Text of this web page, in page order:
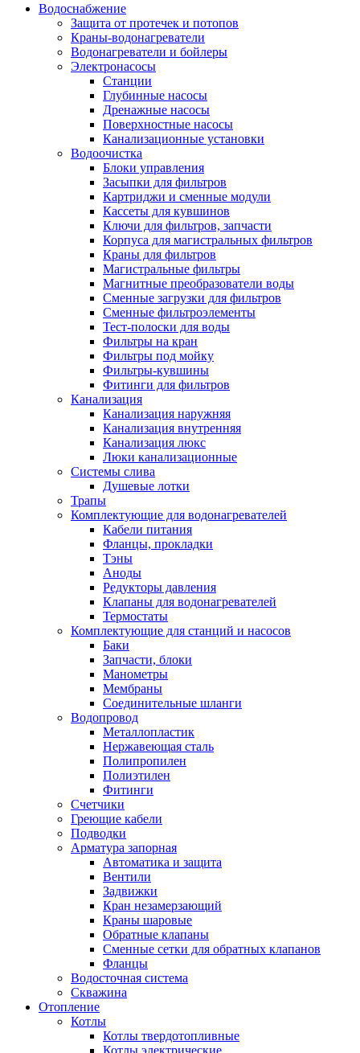
Строительные товары
Все для бани
Полезные статьи
Новости и Акции
Оплата и доставка
Сервис-центр
Адреса Сервис-центров
Условия возврата товара
Обмен и возврат товара
Вакансии
Водоснабжение
Защита от протечек и потопов
Краны-водонагреватели
Водонагреватели и бойлеры
Электронасосы
Станции
Глубинные насосы
Дренажные насосы
Поверхностные насосы
Канализационные установки
Водоочистка
Блоки управления
Засыпки для фильтров
Картриджи и сменные модули
Кассеты для кувшинов
Ключи для фильтров, запчасти
Корпуса для магистральных фильтров
Краны для фильтров
Магистральные фильтры
Магнитные преобразователи воды
Сменные загрузки для фильтров
Сменные фильтроэлементы
Тест-полоски для воды
Фильтры на кран
Фильтры под мойку
Фильтры-кувшины
Фитинги для фильтров
Канализация
Канализация наружняя
Канализация внутренняя
Канализация люкс
Люки канализационные
Системы слива
Душевые лотки
Трапы
Комплектующие для водонагревателей
Кабели питания
Фланцы, прокладки
Тэны
Аноды
Редукторы давления
Клапаны для водонагревателей
Термостаты
Комплектующие для станций и насосов
Баки
Запчасти, блоки
Манометры
Мембраны
Соединительные шланги
Водопровод
Металлопластик
Нержавеющая сталь
Полипропилен
Полиэтилен
Фитинги
Счетчики
Греющие кабели
Подводки
Арматура запорная
Автоматика и защита
Вентили
Задвижки
Кран незамерзающий
Краны шаровые
Обратные клапаны
Сменные сетки для обратных клапанов
Фланцы
Водосточная система
Скважина
Отопление
Котлы
Котлы твердотопливные
Котлы электрические